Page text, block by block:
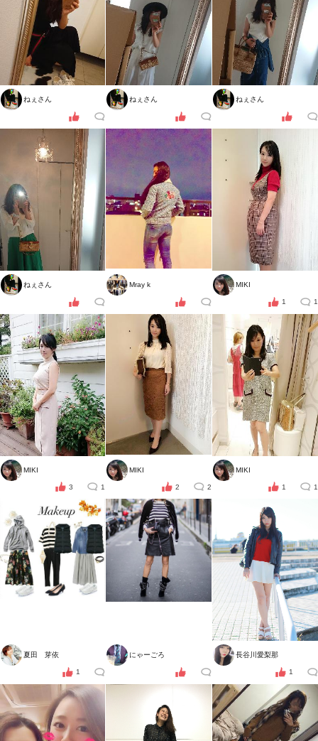
ねぇさん ねぇさん ねぇさん
ねぇさん Mray k MIKI
1 1
MIKI
3 1
MIKI
2 2
MIKI
1 1
夏田 芽依
1
にゃーごろ 長谷川愛梨那
1